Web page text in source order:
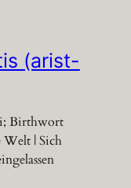
(arist-
Birthwort
Welt | Sich